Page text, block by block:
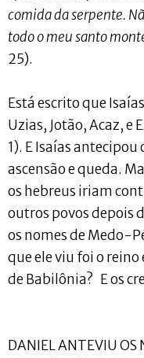
comida da serpente.
todo o meu santo
25).
Está escrito que
Uzias, Jotão, Acaz, e
1). E Isaías
ascensão e queda.
os hebreus iriam
outros povos depois
os nomes de Medo-
que ele viu foi o
de Babilônia? E os
DANIEL ANTEVIU OS